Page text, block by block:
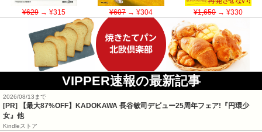
¥629→ ¥315 ¥607→ ¥304 ¥1,650→ ¥330
VIPPER速報の最新記事
2026/08/13まで
[PR] 【最大87%OFF】KADOKAWA 長谷敏司デビュー25周年フェア!『円環少
女』他
Kindleストア